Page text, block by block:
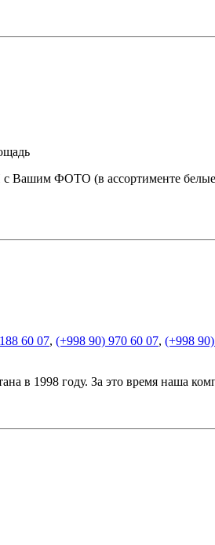
ФОТО (в ассортименте белые
60 07, (+998 90) 970 60 07, (+998
в 1998 году. За это время наша